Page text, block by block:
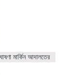
মার্কিন আদালতের